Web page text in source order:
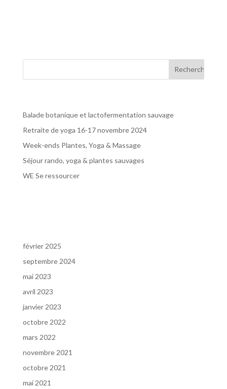
Balade botanique et lactofermentation sauvage
Retraite de yoga 16-17 novembre 2024
Week-ends Plantes, Yoga & Massage
Séjour rando, yoga & plantes sauvages
WE Se ressourcer
février 2025
septembre 2024
mai 2023
avril 2023
janvier 2023
octobre 2022
mars 2022
novembre 2021
octobre 2021
mai 2021